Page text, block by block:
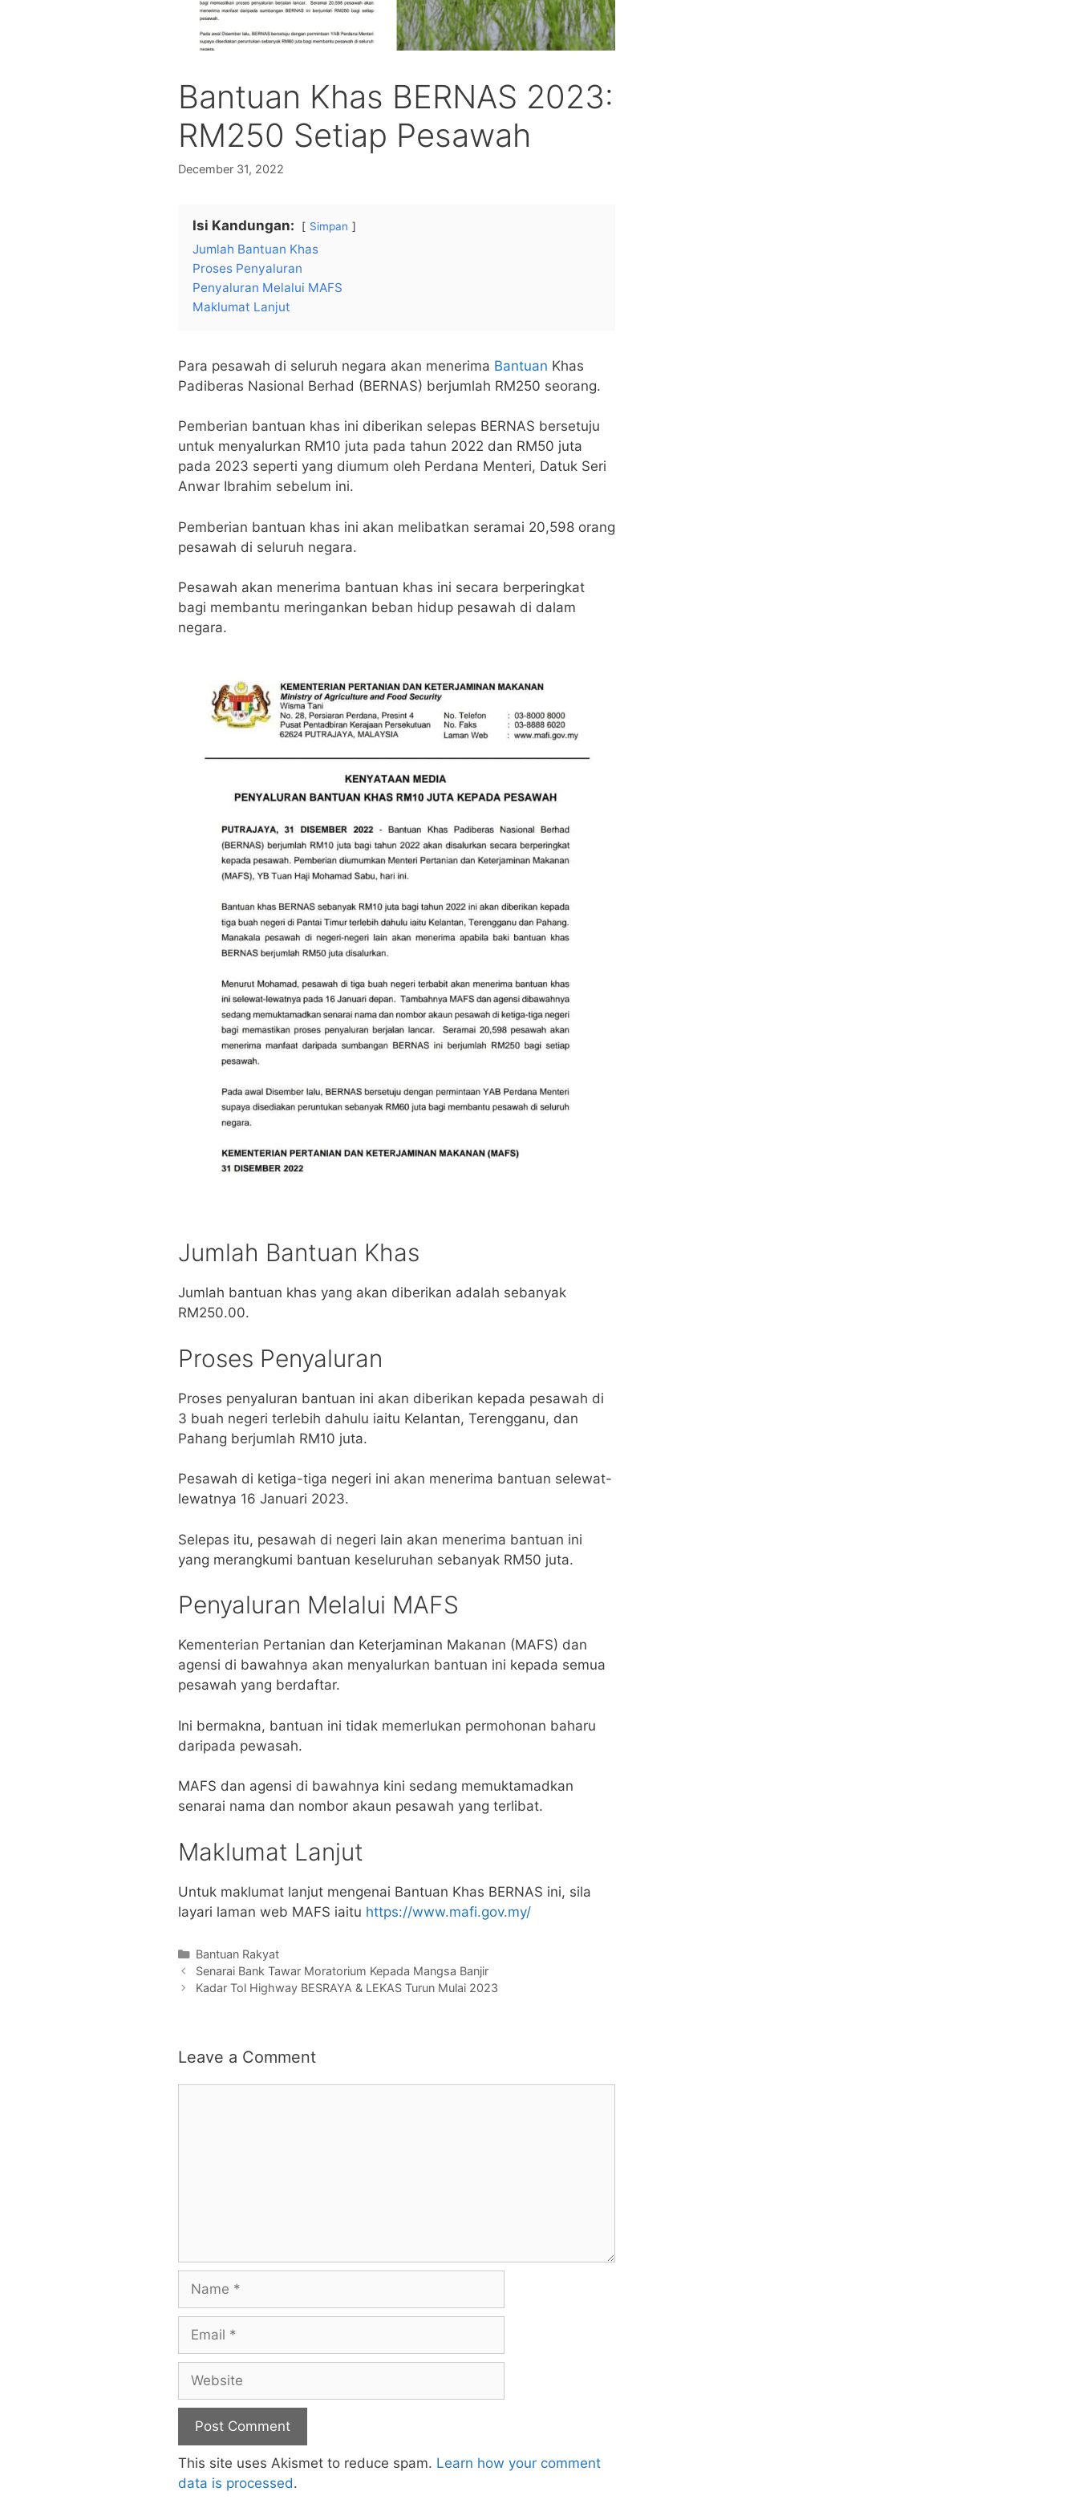
Bantuan Khas BERNAS 2023:
RM250 Setiap Pesawah
December 31, 2022
Isi Kandungan: Simpan
Jumlah Bantuan Khas
Proses Penyaluran
Penyaluran Melalui MAFS
Maklumat Lanjut
Para pesawah di seluruh negara akan menerima Bantuan Khas
Padiberas Nasional Berhad (BERNAS) berjumlah RM250 seorang.
Pemberian bantuan khas ini diberikan selepas BERNAS bersetuju
untuk menyalurkan RM10 juta pada tahun 2022 dan RM50 juta
pada 2023 seperti yang diumum oleh Perdana Menteri, Datuk Seri
Anwar Ibrahim sebelum ini.
Pemberian bantuan khas ini akan melibatkan seramai 20,598 orang
pesawah di seluruh negara.
Pesawah akan menerima bantuan khas ini secara berperingkat
bagi membantu meringankan beban hidup pesawah di dalam
negara.
Jumlah Bantuan Khas
Jumlah bantuan khas yang akan diberikan adalah sebanyak
RM250.00.
Proses Penyaluran
Proses penyaluran bantuan ini akan diberikan kepada pesawah di
3 buah negeri terlebih dahulu iaitu Kelantan, Terengganu, dan
Pahang berjumlah RM10 juta.
Pesawah di ketiga-tiga negeri ini akan menerima bantuan selewat-
lewatnya 16 Januari 2023.
Selepas itu, pesawah di negeri lain akan menerima bantuan ini
yang merangkumi bantuan keseluruhan sebanyak RM50 juta.
Penyaluran Melalui MAFS
Kementerian Pertanian dan Keterjaminan Makanan (MAFS) dan
agensi di bawahnya akan menyalurkan bantuan ini kepada semua
pesawah yang berdaftar.
Ini bermakna, bantuan ini tidak memerlukan permohonan baharu
daripada pewasah.
MAFS dan agensi di bawahnya kini sedang memuktamadkan
senarai nama dan nombor akaun pesawah yang terlibat.
Maklumat Lanjut
Untuk maklumat lanjut mengenai Bantuan Khas BERNAS ini, sila
layari laman web MAFS iaitu https://www.mafi.gov.my/
Categories
Bantuan Rakyat
Senarai Bank Tawar Moratorium Kepada Mangsa Banjir
Kadar Tol Highway BESRAYA & LEKAS Turun Mulai 2023
Leave a Comment
This site uses Akismet to reduce spam. Learn how your comment
data is processed.